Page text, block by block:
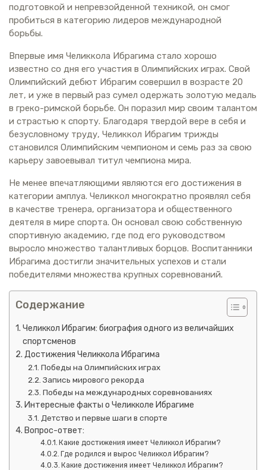
подготовкой и непревзойденной техникой, он смог
пробиться в категорию лидеров международной
борьбы.
Впервые имя Челиккола Ибрагима стало хорошо
известно со дня его участия в Олимпийских играх. Свой
Олимпийский дебют Ибрагим совершил в возрасте 20
лет, и уже в первый раз сумел одержать золотую медаль
в греко-римской борьбе. Он поразил мир своим талантом
и страстью к спорту. Благодаря твердой вере в себя и
безусловному труду, Челиккол Ибрагим трижды
становился Олимпийским чемпионом и семь раз за свою
карьеру завоевывал титул чемпиона мира.
Не менее впечатляющими являются его достижения в
категории амплуа. Челиккол многократно проявлял себя
в качестве тренера, организатора и общественного
деятеля в мире спорта. Он основал свою собственную
спортивную академию, где под его руководством
выросло множество талантливых борцов. Воспитанники
Ибрагима достигли значительных успехов и стали
победителями множества крупных соревнований.
Содержание
Челиккол Ибрагим: биография одного из величайших
спортсменов
Достижения Челиккола Ибрагима
Победы на Олимпийских играх
Запись мирового рекорда
Победы на международных соревнованиях
Интересные факты о Челикколе Ибрагиме
Детство и первые шаги в спорте
Вопрос-ответ:
Какие достижения имеет Челиккол Ибрагим?
Где родился и вырос Челиккол Ибрагим?
Какие достижения имеет Челиккол Ибрагим?